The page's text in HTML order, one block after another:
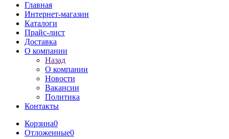
Главная
Интернет-магазин
Каталоги
Прайс-лист
Доставка
О компании
Назад
О компании
Новости
Вакансии
Политика
Контакты
Корзина0
Отложенные0